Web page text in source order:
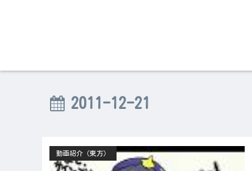
2011-12-21
動画紹介（東方）